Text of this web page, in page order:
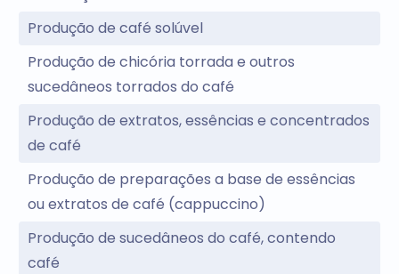
Produção de café solúvel
Produção de chicória torrada e outros
sucedâneos torrados do café
Produção de extratos, essências e concentrados
de café
Produção de preparações a base de essências
ou extratos de café (cappuccino)
Produção de sucedâneos do café, contendo
café